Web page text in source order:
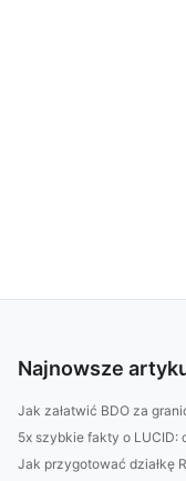
Najnowsze
Jak załatwić BDO za
5x szybkie fakty o LUCID:
Jak przygotować działkę